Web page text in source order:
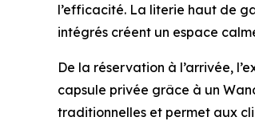
l’efficacité. La literie haut de
intégrés créent un espace
De la réservation à l’arrivée,
capsule privée grâce à un
traditionnelles et permet aux